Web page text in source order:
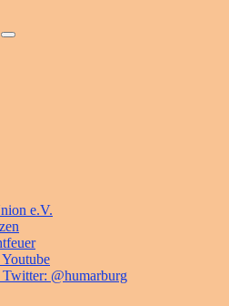
Suchen
e.V.
@humarburg